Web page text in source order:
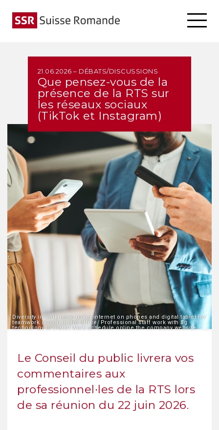
21.06.2026 – DÉBATS/DISCUSSIONS
Que pensez-vous de la
présence de la RTS sur
les réseaux sociaux
(TikTok et Instagram)
Diversity in work team using internet on phones and digital tablet for
teamwork growth in the office. Professional staff work with 5g
technology to match work schedule online the company website
Le Conseil du public livrera vos
commentaires aux
professionnel∙les de la RTS lors
de sa réunion du 22 juin 2026.